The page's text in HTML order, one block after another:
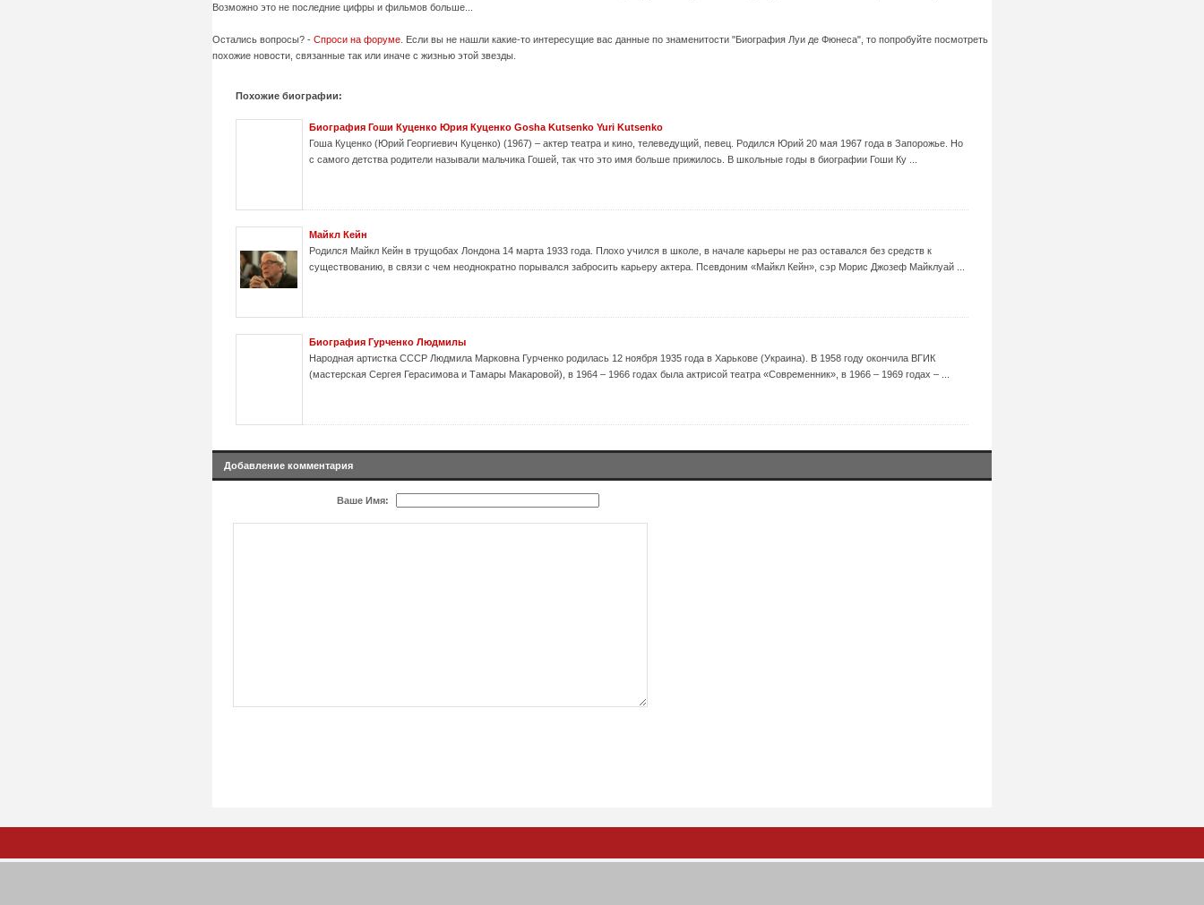
Возможно это не последние цифры и фильмов больше...
Остались вопросы? - Спроси на форуме. Если вы не нашли какие-то интересущие вас данные по знаменитости "Биография Луи де Фюнеса", то попробуйте посмотреть
похожие новости, связанные так или иначе с жизнью этой звезды.
Похожие биографии:
Биография Гоши Куценко Юрия Куценко Gosha Kutsenko Yuri Kutsenko
Гоша Куценко (Юрий Георгиевич Куценко) (1967) – актер театра и кино, телеведущий, певец. Родился Юрий 20 мая 1967 года в Запорожье. Но
с самого детства родители называли мальчика Гошей, так что это имя больше прижилось. В школьные годы в биографии Гоши Ку ...
Майкл Кейн
Родился Майкл Кейн в трущобах Лондона 14 марта 1933 года. Плохо учился в школе, в начале карьеры не раз оставался без средств к
существованию, в связи с чем неоднократно порывался забросить карьеру актера. Псевдоним «Майкл Кейн», сэр Морис Джозеф Майклуай ...
Биография Гурченко Людмилы
Народная артистка СССР Людмила Марковна Гурченко родилась 12 ноября 1935 года в Харькове (Украина). В 1958 году окончила ВГИК
(мастерская Сергея Герасимова и Тамары Макаровой), в 1964 – 1966 годах была актрисой театра «Современник», в 1966 – 1969 годах – ...
Добавление комментария
Ваше Имя: